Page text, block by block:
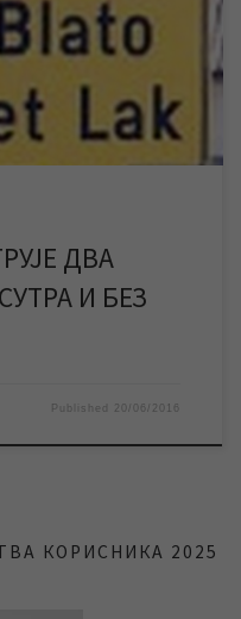
у времену од 9 до 13
периоду
поменута насељена
ДВА
И БЕЗ
Published 20/06/2016
КОРИСНИКА 2025